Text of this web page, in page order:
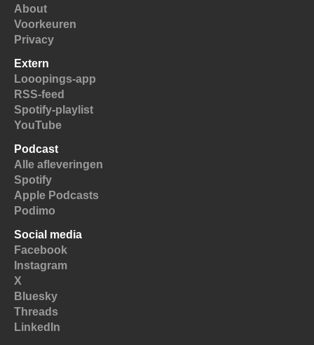
About
Voorkeuren
Privacy
Extern
Looopings-app
RSS-feed
Spotify-playlist
YouTube
Podcast
Alle afleveringen
Spotify
Apple Podcasts
Podimo
Social media
Facebook
Instagram
X
Bluesky
Threads
LinkedIn